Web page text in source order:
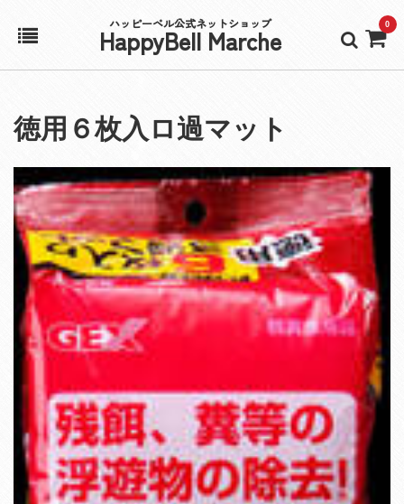
ハッピーベル公式ネットショップ
HappyBell Marche 0
アカウント
カート
徳用６枚入ロ過マット